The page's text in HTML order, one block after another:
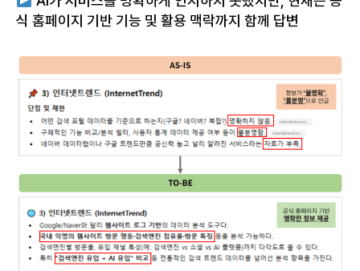
식 홈페이지 기반 기능 및 활용 맥락까지 함께 답변